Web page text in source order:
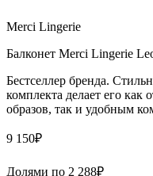
Merci Lingerie
Балконет Merci Lingerie
Бестселлер бренда.
комплекта делает его как
образов, так и удобным
9 150₽
Долями по 2 288₽